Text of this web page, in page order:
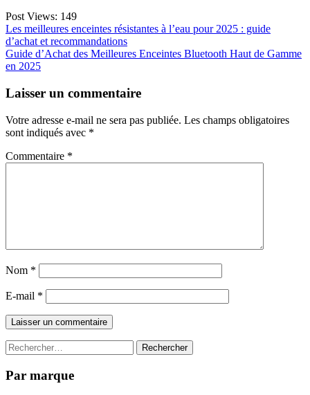
Post Views: 149
Navigation
de
l’article
Les meilleures enceintes résistantes à l’eau pour 2025 : guide
d’achat et recommandations
Guide d’Achat des Meilleures Enceintes Bluetooth Haut de Gamme
en 2025
Laisser un commentaire
Votre adresse e-mail ne sera pas publiée. Les champs obligatoires
sont indiqués avec *
Commentaire *
Nom *
E-mail *
Rechercher :
Par marque